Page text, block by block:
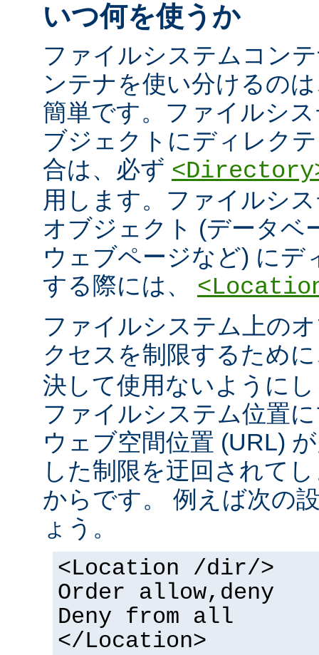
いつ何を使うか
ファイルシステムコン
ンテナを使い分けるの
簡単です。ファイルシ
ブジェクトにディレク
合は、必ず
用します。ファイルシ
オブジェクト (データベ
ウェブページなど) にデ
する際には、
ファイルシステム上の
クセスを制限するため
決して使用ないように
ファイルシステム位置
ウェブ空間位置 (URL)
した制限を迂回されて
からです。 例えば次の
ょう。
<Location /dir/>
Order allow,deny
Deny from all
</Location>